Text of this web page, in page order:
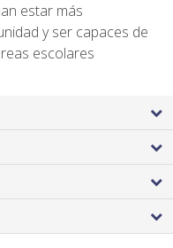
estar más
y ser capaces de
escolares